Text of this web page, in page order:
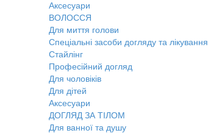
Аксесуари
ВОЛОССЯ
Для миття голови
Спеціальні засоби догляду та лікування
Стайлінг
Професійний догляд
Для чоловіків
Для дітей
Аксесуари
ДОГЛЯД ЗА ТІЛОМ
Для ванної та душу